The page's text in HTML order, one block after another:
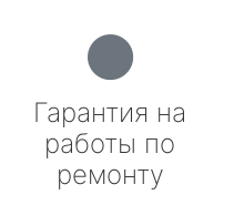
Гарантия на
работы по
ремонту